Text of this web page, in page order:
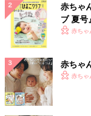
赤ちゃ
ブ 夏号
く！ お
赤ちゃ
赤ちゃ
赤ちゃ